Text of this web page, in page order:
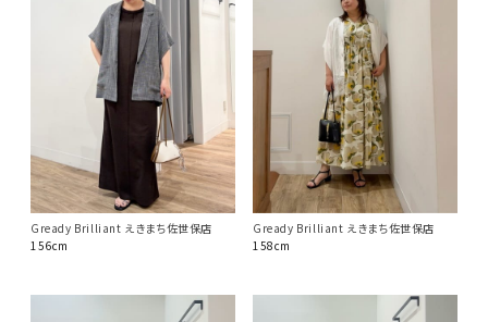
Gready Brilliant えきまち佐世保店
156cm
Gready Brilliant えきまち佐世保店
158cm